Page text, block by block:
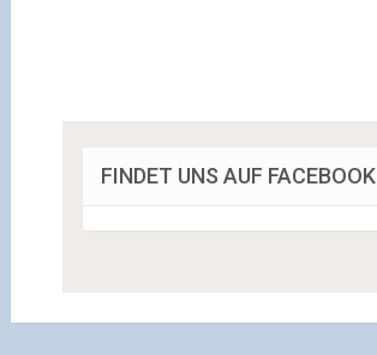
FINDET UNS AUF FACEBOOK